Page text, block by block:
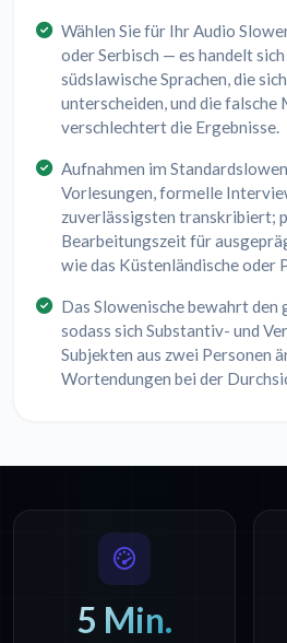
Wählen Sie für Ihr Audio
oder Serbisch — es handelt
südslawische Sprachen, die
unterscheiden, und die falsche
verschlechtert die Ergebnisse.
Aufnahmen im
Vorlesungen, formelle
zuverlässigsten transkribiert;
Bearbeitungszeit für
wie das Küstenländische oder
Das Slowenische bewahrt den
sodass sich Substantiv- und
Subjekten aus zwei Personen
Wortendungen bei der
5 Min.